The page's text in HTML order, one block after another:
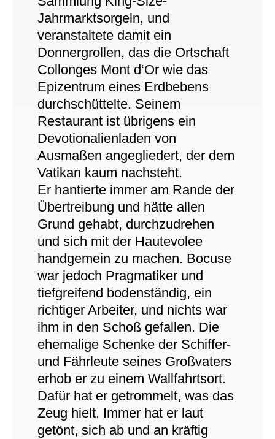
Jahrmarktsorgeln, und
veranstaltete damit ein
Donnergrollen, das die Ortschaft
Collonges Mont d‘Or wie das
Epizentrum eines Erdbebens
durchschüttelte. Seinem
Restaurant ist übrigens ein
Devotionalienladen von
Ausmaßen angegliedert, der dem
Vatikan kaum nachsteht.
Er hantierte immer am Rande der
Übertreibung und hätte allen
Grund gehabt, durchzudrehen
und sich mit der Hautevolee
handgemein zu machen. Bocuse
war jedoch Pragmatiker und
tiefgreifend bodenständig, ein
richtiger Arbeiter, und nichts war
ihm in den Schoß gefallen. Die
ehemalige Schenke der Schiffer-
und Fährleute seines Großvaters
erhob er zu einem Wallfahrtsort.
Dafür hat er getrommelt, was das
Zeug hielt. Immer hat er laut
getönt, sich ab und an kräftig